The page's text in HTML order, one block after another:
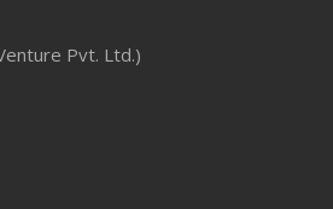
Pvt. Ltd.)